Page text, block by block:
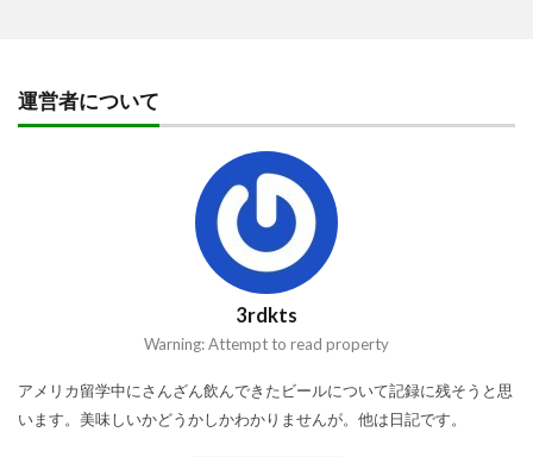
運営者について
3rdkts
Warning: Attempt to read property
アメリカ留学中にさんざん飲んできたビールについて記録に残そうと思
います。美味しいかどうかしかわかりませんが。他は日記です。